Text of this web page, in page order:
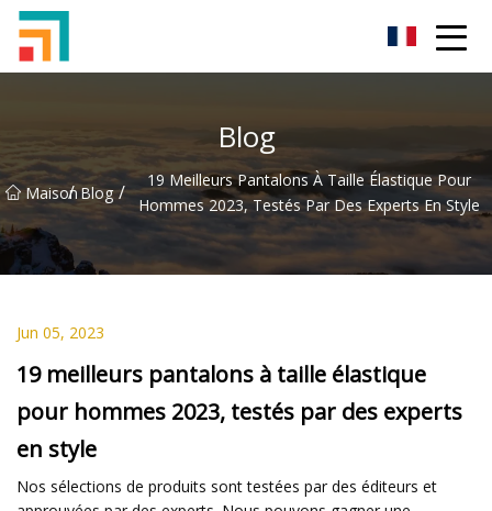
Blog
Maison
/ Blog /
19 Meilleurs Pantalons À Taille Élastique Pour
Hommes 2023, Testés Par Des Experts En Style
Jun 05, 2023
19 meilleurs pantalons à taille élastique
pour hommes 2023, testés par des experts
en style
Nos sélections de produits sont testées par des éditeurs et